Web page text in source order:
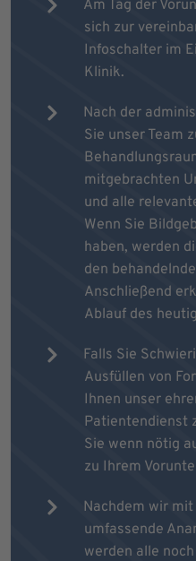
Am Tag der
sich zur
Infoschalter im
Klinik.
Nach der
Sie unser Team
mitgebrachten
und alle
Wenn Sie
haben, werden
den
Anschließend
Ablauf des
Falls Sie
Ausfüllen von
Ihnen unser
Patientendienst
Sie wenn nötig
zu Ihrem
Nachdem wir
umfassende
werden alle